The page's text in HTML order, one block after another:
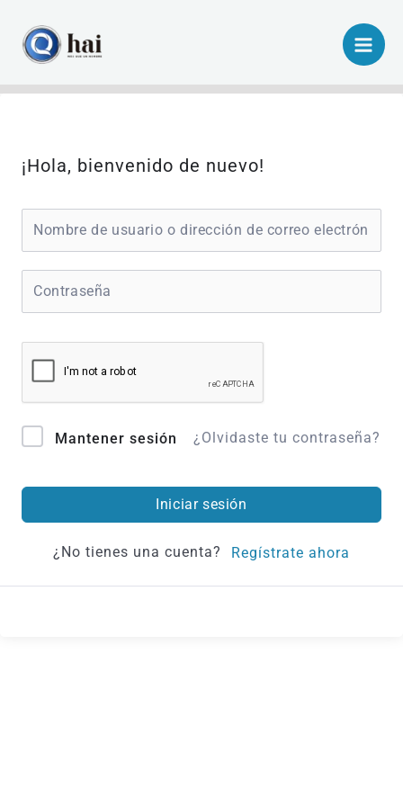
contenido
¡Hola, bienvenido de nuevo!
Mantener sesión ¿Olvidaste tu contraseña?
Iniciar sesión
¿No tienes una cuenta? Regístrate ahora